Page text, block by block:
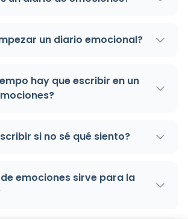
un diario emocional?
hay que escribir en un
si no sé qué siento?
emociones sirve para la